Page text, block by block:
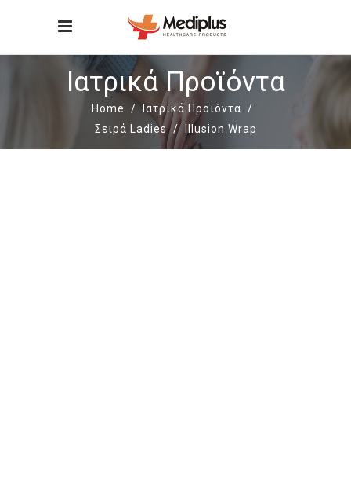
Ιατρικά Προϊόντα
Home / Ιατρικά Προϊόντα /
Σειρά Ladies/Illusion Wrap